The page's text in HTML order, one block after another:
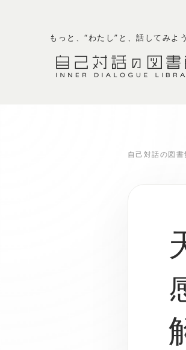
もっと、“わたし”と、話してみよう
自己対話の図書